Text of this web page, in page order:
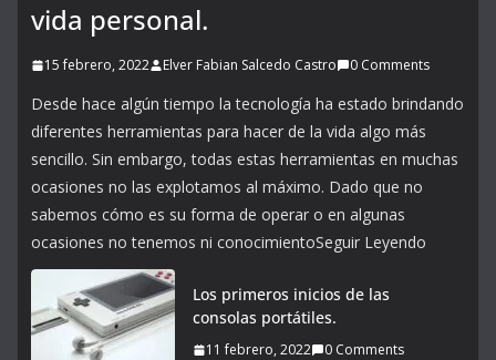
vida personal.
15 febrero, 2022 Elver Fabian Salcedo Castro 0 Comments
Desde hace algún tiempo la tecnología ha estado brindando
diferentes herramientas para hacer de la vida algo más
sencillo. Sin embargo, todas estas herramientas en muchas
ocasiones no las explotamos al máximo. Dado que no
sabemos cómo es su forma de operar o en algunas
ocasiones no tenemos ni conocimientoSeguir Leyendo
Los primeros inicios de las
consolas portátiles.
11 febrero, 2022 0 Comments